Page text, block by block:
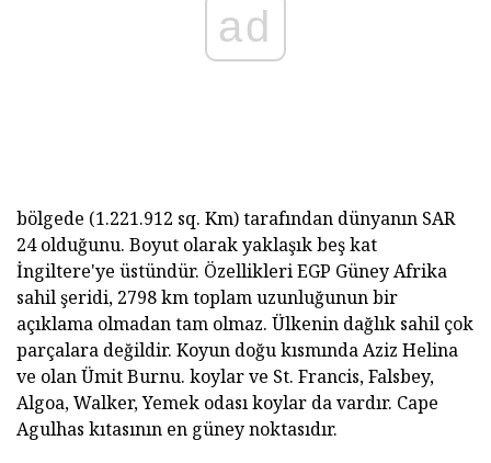
ad
bölgede (1.221.912 sq. Km) tarafından dünyanın SAR
24 olduğunu. Boyut olarak yaklaşık beş kat
İngiltere'ye üstündür. Özellikleri EGP Güney Afrika
sahil şeridi, 2798 km toplam uzunluğunun bir
açıklama olmadan tam olmaz. Ülkenin dağlık sahil çok
parçalara değildir. Koyun doğu kısmında Aziz Helina
ve olan Ümit Burnu. koylar ve St. Francis, Falsbey,
Algoa, Walker, Yemek odası koylar da vardır. Cape
Agulhas kıtasının en güney noktasıdır.